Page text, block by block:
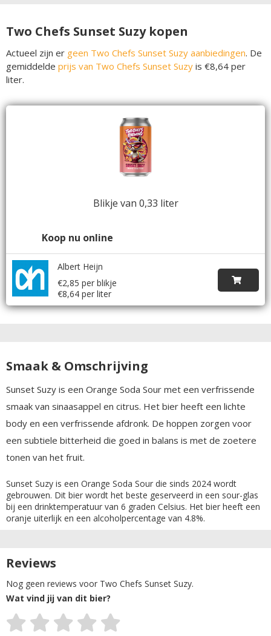
Two Chefs Sunset Suzy kopen
Actueel zijn er geen Two Chefs Sunset Suzy aanbiedingen. De
gemiddelde prijs van Two Chefs Sunset Suzy is €8,64 per
liter.
Blikje van 0,33 liter
Koop nu online
Albert Heijn
€2,85 per blikje
€8,64 per liter
Smaak & Omschrijving
Sunset Suzy is een Orange Soda Sour met een verfrissende
smaak van sinaasappel en citrus. Het bier heeft een lichte
body en een verfrissende afdronk. De hoppen zorgen voor
een subtiele bitterheid die goed in balans is met de zoetere
tonen van het fruit.
Sunset Suzy is een Orange Soda Sour die sinds 2024 wordt
gebrouwen. Dit bier wordt het beste geserveerd in een sour-glas
bij een drinktemperatuur van 6 graden Celsius. Het bier heeft een
oranje uiterlijk en een alcoholpercentage van 4.8%.
Reviews
Nog geen reviews voor Two Chefs Sunset Suzy.
Wat vind jij van dit bier?